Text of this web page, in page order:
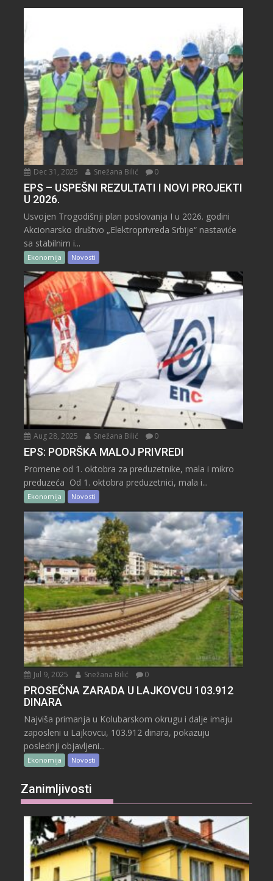
Dec 31, 2025 Snežana Bilić 0
EPS – USPEŠNI REZULTATI I NOVI PROJEKTI
U 2026.
Usvojen Trogodišnji plan poslovanja I u 2026. godini
Akcionarsko društvo „Elektroprivreda Srbije“ nastaviće
sa stabilnim i...
Ekonomija Novosti
Aug 28, 2025 Snežana Bilić 0
EPS: PODRŠKA MALOJ PRIVREDI
Promene od 1. oktobra za preduzetnike, mala i mikro
preduzeća Od 1. oktobra preduzetnici, mala i...
Ekonomija Novosti
Jul 9, 2025 Snežana Bilić 0
PROSEČNA ZARADA U LAJKOVCU 103.912
DINARA
Najviša primanja u Kolubarskom okrugu i dalje imaju
zaposleni u Lajkovcu, 103.912 dinara, pokazuju
poslednji objavljeni...
Ekonomija Novosti
Zanimljivosti